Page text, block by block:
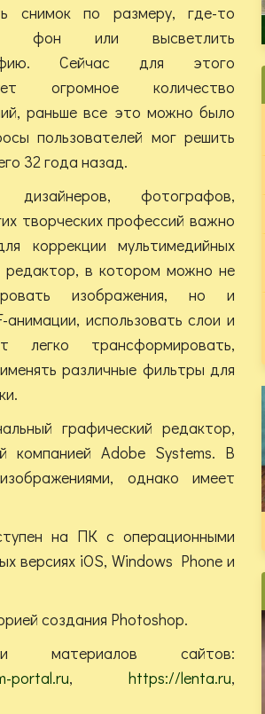
снимок по размеру, где-то
фон или высветлить
Сейчас для этого
огромное количество
раньше все это можно было
пользователей мог решить
32 года назад.
фотографов,
творческих профессий важно
коррекции мультимедийных
в котором можно не
изображения, но и
использовать слои и
трансформировать,
различные фильтры для
графический редактор,
компанией Adobe Systems. В
однако имеет
на ПК с операционными
версиях iOS, Windows Phone и
создания Photoshop.
материалов сайтов:
portal.ru, https://lenta.ru,